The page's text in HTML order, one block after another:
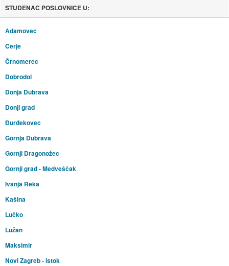
STUDENAC POSLOVNICE U:
Adamovec
Cerje
Črnomerec
Dobrodol
Donja Dubrava
Donji grad
Đurđekovec
Gornja Dubrava
Gornji Dragonožec
Gornji grad - Medveščak
Ivanja Reka
Kašina
Lučko
Lužan
Maksimir
Novi Zagreb - istok